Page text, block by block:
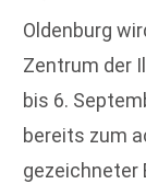
Oldenburg
Zentrum der
bis 6.
bereits zum
gezeichneter